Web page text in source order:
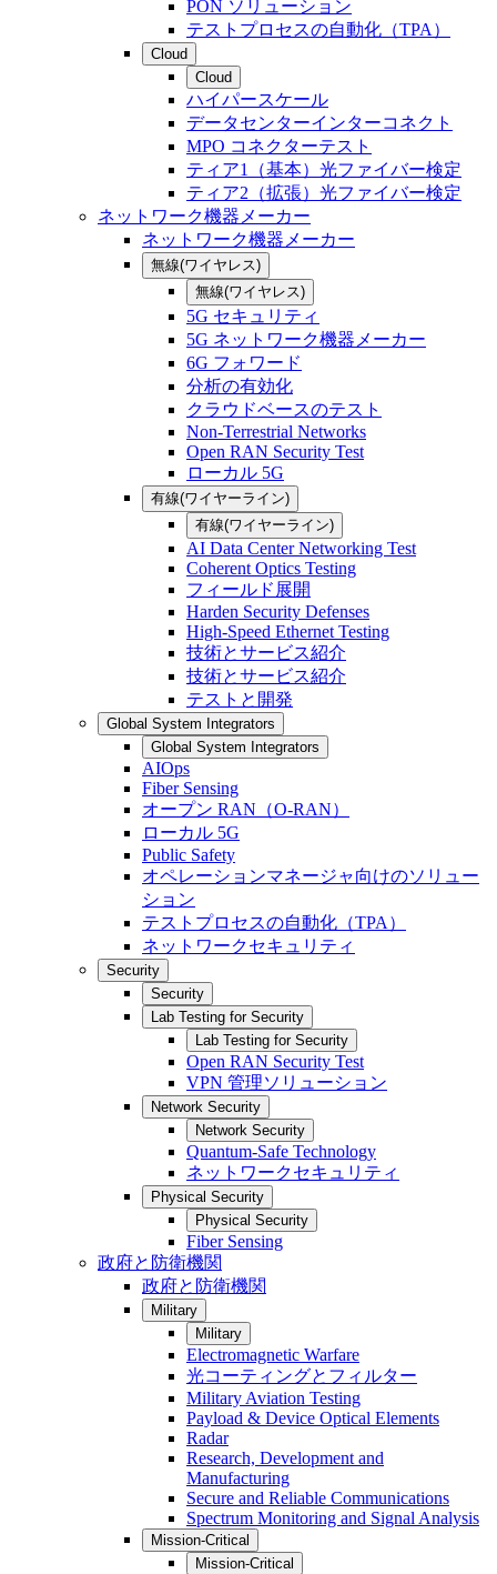
PON ソリューション
テストプロセスの自動化（TPA）
Cloud
Cloud
ハイパースケール
データセンターインターコネクト
MPO コネクターテスト
ティア1（基本）光ファイバー検定
ティア2（拡張）光ファイバー検定
ネットワーク機器メーカー
ネットワーク機器メーカー
無線(ワイヤレス)
無線(ワイヤレス)
5G セキュリティ
5G ネットワーク機器メーカー
6G フォワード
分析の有効化
クラウドベースのテスト
Non-Terrestrial Networks
Open RAN Security Test
ローカル 5G
有線(ワイヤーライン)
有線(ワイヤーライン)
AI Data Center Networking Test
Coherent Optics Testing
フィールド展開
Harden Security Defenses
High-Speed Ethernet Testing
技術とサービス紹介
技術とサービス紹介
テストと開発
Global System Integrators
Global System Integrators
AIOps
Fiber Sensing
オープン RAN（O-RAN）
ローカル 5G
Public Safety
オペレーションマネージャ向けのソリュー
ション
テストプロセスの自動化（TPA）
ネットワークセキュリティ
Security
Security
Lab Testing for Security
Lab Testing for Security
Open RAN Security Test
VPN 管理ソリューション
Network Security
Network Security
Quantum-Safe Technology
ネットワークセキュリティ
Physical Security
Physical Security
Fiber Sensing
政府と防衛機関
政府と防衛機関
Military
Military
Electromagnetic Warfare
光コーティングとフィルター
Military Aviation Testing
Payload & Device Optical Elements
Radar
Research, Development and
Manufacturing
Secure and Reliable Communications
Spectrum Monitoring and Signal Analysis
Mission-Critical
Mission-Critical